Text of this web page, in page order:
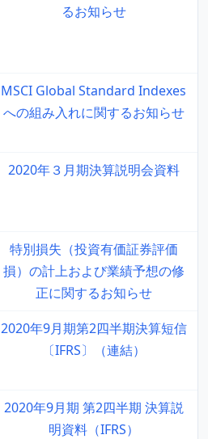
るお知らせ
MSCI Global Standard Indexes
への組み入れに関するお知らせ
2020年３月期決算説明会資料
特別損失（投資有価証券評価
損）の計上および業績予想の修
正に関するお知らせ
2020年9月期第2四半期決算短信
〔IFRS〕（連結）
2020年9月期 第2四半期 決算説
明資料（IFRS）